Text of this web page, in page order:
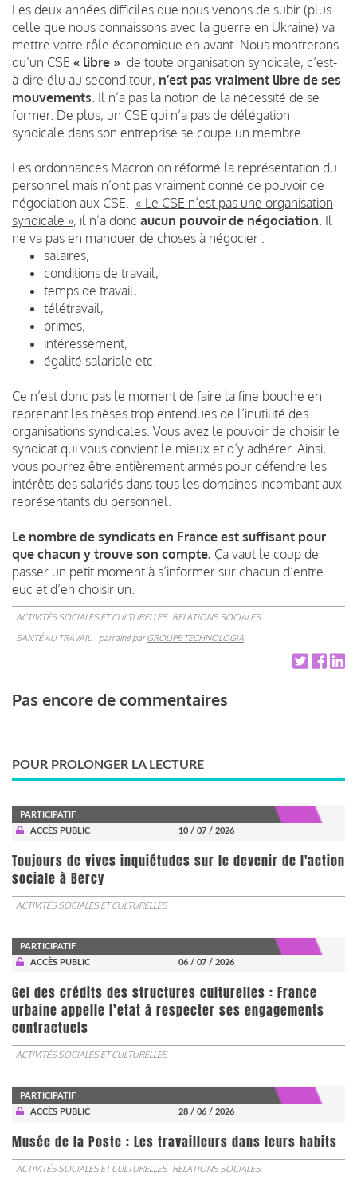
Les deux années difficiles que nous venons de subir (plus
celle que nous connaissons avec la guerre en Ukraine) va
mettre votre rôle économique en avant. Nous montrerons
qu’un CSE « libre » de toute organisation syndicale, c’est-
à-dire élu au second tour, n’est pas vraiment libre de ses
mouvements . Il n’a pas la notion de la nécessité de se
former. De plus, un CSE qui n’a pas de délégation
syndicale dans son entreprise se coupe un membre.
Les ordonnances Macron on réformé la représentation du
personnel mais n’ont pas vraiment donné de pouvoir de
négociation aux CSE. « Le CSE n’est pas une organisation
syndicale », il n’a donc aucun pouvoir de négociation. Il
ne va pas en manquer de choses à négocier :
salaires,
conditions de travail,
temps de travail,
télétravail,
primes,
intéressement,
égalité salariale etc.
Ce n’est donc pas le moment de faire la fine bouche en
reprenant les thèses trop entendues de l’inutilité des
organisations syndicales. Vous avez le pouvoir de choisir le
syndicat qui vous convient le mieux et d’y adhérer. Ainsi,
vous pourrez être entièrement armés pour défendre les
intérêts des salariés dans tous les domaines incombant aux
représentants du personnel.
Le nombre de syndicats en France est suffisant pour
que chacun y trouve son compte. Ça vaut le coup de
passer un petit moment à s’informer sur chacun d’entre
euc et d’en choisir un.
ACTIVITÉS SOCIALES ET CULTURELLES RELATIONS SOCIALES
SANTÉ AU TRAVAIL
parrainé parGROUPE TECHNOLOGIA
Pas encore de commentaires
POUR PROLONGER LA LECTURE
PARTICIPATIF
ACCÈS PUBLIC
10 / 07 / 2026
Toujours de vives inquiétudes sur le devenir de l'action
sociale à Bercy
ACTIVITÉS SOCIALES ET CULTURELLES
PARTICIPATIF
ACCÈS PUBLIC
06 / 07 / 2026
Gel des crédits des structures culturelles : France
urbaine appelle l’etat à respecter ses engagements
contractuels
ACTIVITÉS SOCIALES ET CULTURELLES
PARTICIPATIF
ACCÈS PUBLIC
28 / 06 / 2026
Musée de la Poste : Les travailleurs dans leurs habits
ACTIVITÉS SOCIALES ET CULTURELLES RELATIONS SOCIALES